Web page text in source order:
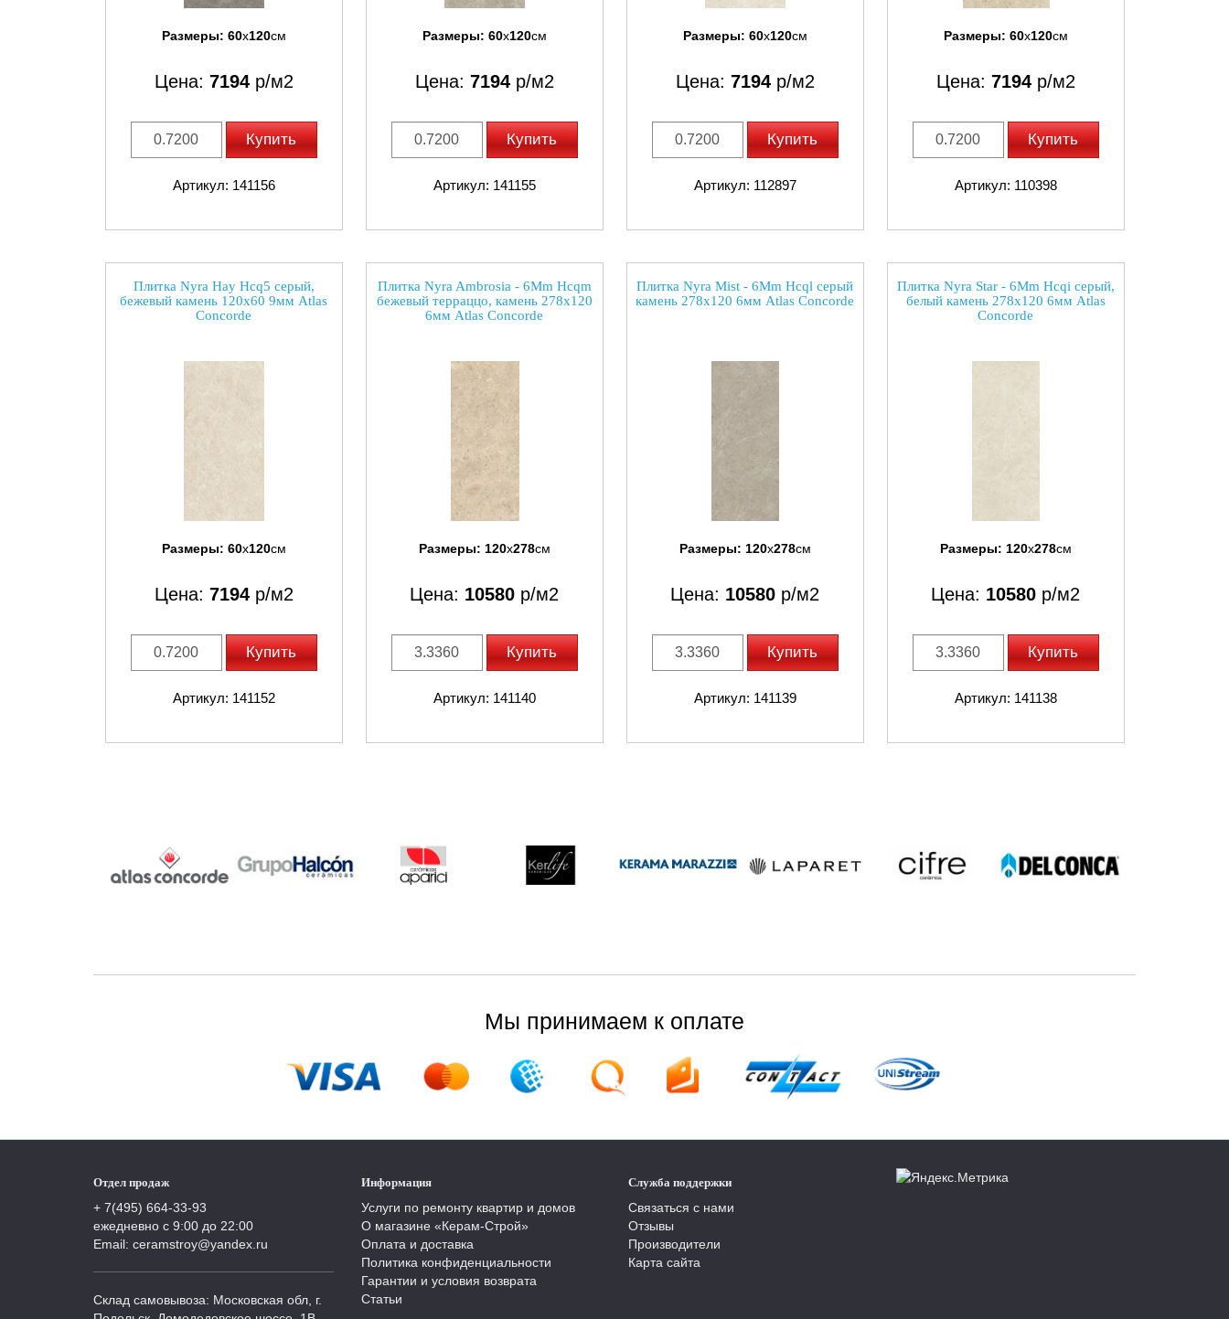
Размеры: 60x120см
Цена: 7194р/м2
Купить
Артикул: 141156
Размеры: 60x120см
Цена: 7194р/м2
Купить
Артикул: 141155
Размеры: 60x120см
Цена: 7194р/м2
Купить
Артикул: 112897
Размеры: 60x120см
Цена: 7194р/м2
Купить
Артикул: 110398
Плитка Nyra Hay Hcq5 серый,
бежевый камень 120x60 9мм Atlas
Concorde
Размеры: 60x120см
Цена: 7194р/м2
Купить
Артикул: 141152
Плитка Nyra Ambrosia - 6Mm Hcqm
бежевый терраццо, камень 278x120
6мм Atlas Concorde
Размеры: 120x278см
Цена: 10580 р/м2
Купить
Артикул: 141140
Плитка Nyra Mist - 6Mm Hcql серый
камень 278x120 6мм Atlas Concorde
Размеры: 120x278см
Цена: 10580 р/м2
Купить
Артикул: 141139
Плитка Nyra Star - 6Mm Hcqi серый,
белый камень 278x120 6мм Atlas
Concorde
Размеры: 120x278см
Цена: 10580 р/м2
Купить
Артикул: 141138
Мы принимаем к оплате
Отдел продаж
+ 7(495) 664-33-93
ежедневно с 9:00 до 22:00
Email: ceramstroy@yandex.ru
Склад самовывоза: Московская обл, г.
Информация
Услуги по ремонту квартир и домов
О магазине «Керам-Строй»
Оплата и доставка
Политика конфиденциальности
Гарантии и условия возврата
Статьи
Служба поддержки
Связаться с нами
Отзывы
Производители
Карта сайта